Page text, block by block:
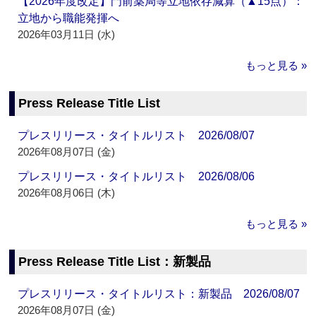
立地から職能発揮へ
2026年03月11日 (水)
もっと見る »
Press Release Title List
プレスリリース・タイトルリスト 2026/08/07
2026年08月07日 (金)
プレスリリース・タイトルリスト 2026/08/06
2026年08月06日 (木)
もっと見る »
Press Release Title List：新製品
プレスリリース・タイトルリスト：新製品 2026/08/07
2026年08月07日 (金)